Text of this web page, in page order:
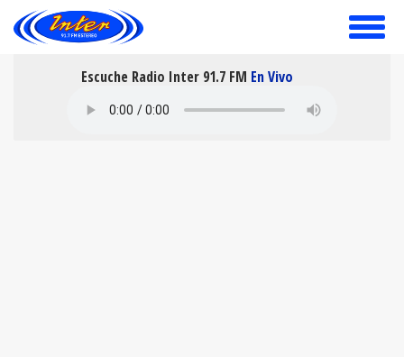
toggle
Escuche Radio Inter 91.7 FM En Vivo